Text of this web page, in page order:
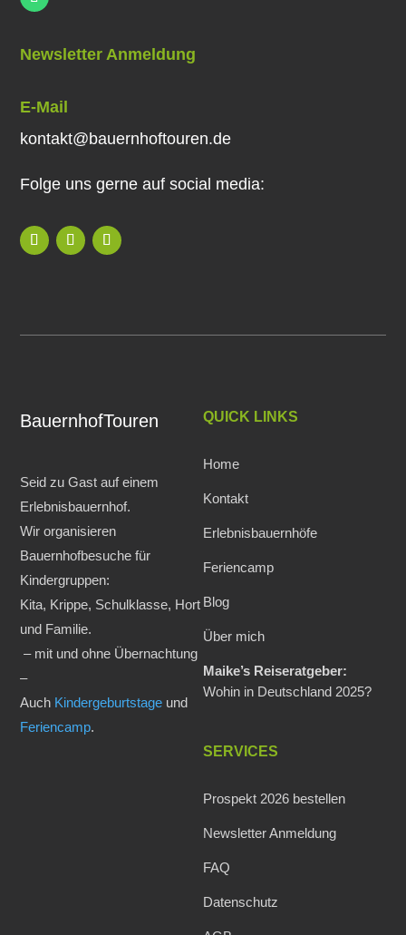
Newsletter Anmeldung
E-Mail
kontakt@bauernhoftouren.de
Folge uns gerne auf social media:
BauernhofTouren
Seid zu Gast auf einem
Erlebnisbauernhof.
Wir organisieren
Bauernhofbesuche für
Kindergruppen:
Kita, Krippe, Schulklasse, Hort
und Familie.
– mit und ohne Übernachtung
–
Auch Kindergeburtstage und
Feriencamp.
QUICK LINKS
Home
Kontakt
Erlebnisbauernhöfe
Feriencamp
Blog
Über mich
Maike’s Reiseratgeber:
Wohin in Deutschland 2025?
SERVICES
Prospekt 2026 bestellen
Newsletter Anmeldung
FAQ
Datenschutz